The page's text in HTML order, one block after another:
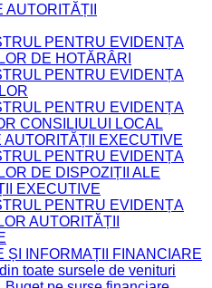
PENTRU EVIDENȚA
DE HOTĂRÂRI
PENTRU EVIDENȚA
PENTRU EVIDENȚA
CONSILIULUI LOCAL
AUTORITĂȚII EXECUTIVE
PENTRU EVIDENȚA
DE DISPOZIȚII ALE
EXECUTIVE
PENTRU EVIDENȚA
AUTORITĂȚII
ȘI INFORMAȚII FINANCIARE
toate sursele de venituri